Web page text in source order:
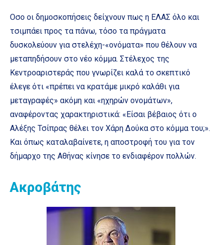
Οσο οι δημοσκοπήσεις δείχνουν πως η ΕΛΑΣ όλο και
τσιμπάει προς τα πάνω, τόσο τα πράγματα
δυσκολεύουν για στελέχη-«ονόματα» που θέλουν να
μεταπηδήσουν στο νέο κόμμα. Στέλεχος της
Κεντροαριστεράς που γνωρίζει καλά το σκεπτικό
έλεγε ότι «πρέπει να κρατάμε μικρό καλάθι για
μεταγραφές» ακόμη και «ηχηρών ονομάτων»,
αναφέροντας χαρακτηριστικά: «Είσαι βέβαιος ότι ο
Αλέξης Τσίπρας θέλει τον Χάρη Δούκα στο κόμμα του;».
Και όπως καταλαβαίνετε, η αποστροφή του για τον
δήμαρχο της Αθήνας κίνησε το ενδιαφέρον πολλών.
Ακροβάτης